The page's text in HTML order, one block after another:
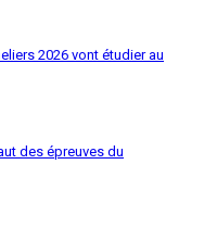
2026 vont étudier au
des épreuves du